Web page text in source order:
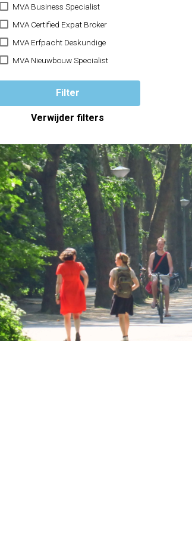
MVA Business Specialist
MVA Certified Expat Broker
MVA Erfpacht Deskundige
MVA Nieuwbouw Specialist
Filter
Verwijder filters